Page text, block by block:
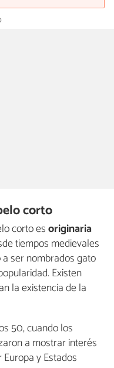
corto
corto esoriginaria
tiempos medievales
ser nombrados gato
Existen
la existencia de la
50, cuando los
a mostrar interés
y Estados